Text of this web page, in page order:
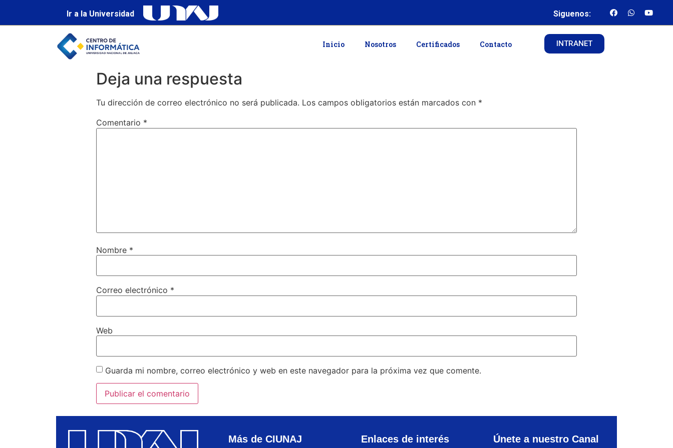
Ir a la Universidad Siguenos:
Inicio Nosotros Certificados Contacto INTRANET
Deja una respuesta
Tu dirección de correo electrónico no será publicada. Los campos obligatorios están marcados con *
Comentario *
Nombre *
Correo electrónico *
Web
Guarda mi nombre, correo electrónico y web en este navegador para la próxima vez que comente.
Más de CIUNAJ Enlaces de interés Únete a nuestro Canal